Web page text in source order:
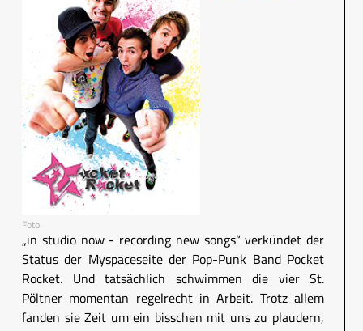
Foto
„in studio now - recording new songs“ verkündet der
Status der Myspaceseite der Pop-Punk Band Pocket
Rocket. Und tatsächlich schwimmen die vier St.
Pöltner momentan regelrecht in Arbeit. Trotz allem
fanden sie Zeit um ein bisschen mit uns zu plaudern,